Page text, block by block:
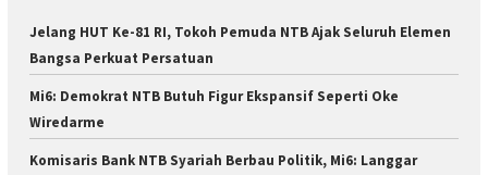
Jelang HUT Ke-81 RI, Tokoh Pemuda NTB Ajak Seluruh Elemen
Bangsa Perkuat Persatuan
Mi6: Demokrat NTB Butuh Figur Ekspansif Seperti Oke
Wiredarme
Komisaris Bank NTB Syariah Berbau Politik, Mi6: Langgar